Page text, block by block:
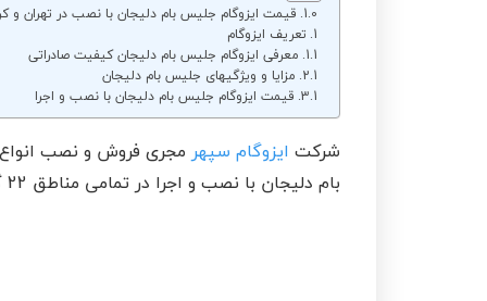
قیمت ایزوگام جلیس بام دلیجان با نصب در تهران و
تعریف ایزوگام
معرفی ایزوگام جلیس بام دلیجان کیفیت صادراتی
مزایا و ویژگیهای جلیس بام دلیجان
قیمت ایزوگام جلیس بام دلیجان با نصب و اجرا
شرکت ایزوگام سپهر مجری فروش و نصب انواع
بام دلیجان با نصب و اجرا در تمامی مناطق 22 گانه تهران می باشد .